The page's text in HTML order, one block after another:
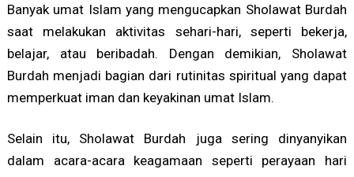
Banyak umat Islam yang mengucapkan Sholawat Burdah
saat melakukan aktivitas sehari-hari, seperti bekerja,
belajar, atau beribadah. Dengan demikian, Sholawat
Burdah menjadi bagian dari rutinitas spiritual yang dapat
memperkuat iman dan keyakinan umat Islam.
Selain itu, Sholawat Burdah juga sering dinyanyikan
dalam acara-acara keagamaan seperti perayaan hari